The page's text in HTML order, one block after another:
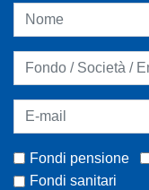
Fondi pensione
Fondi sanitari